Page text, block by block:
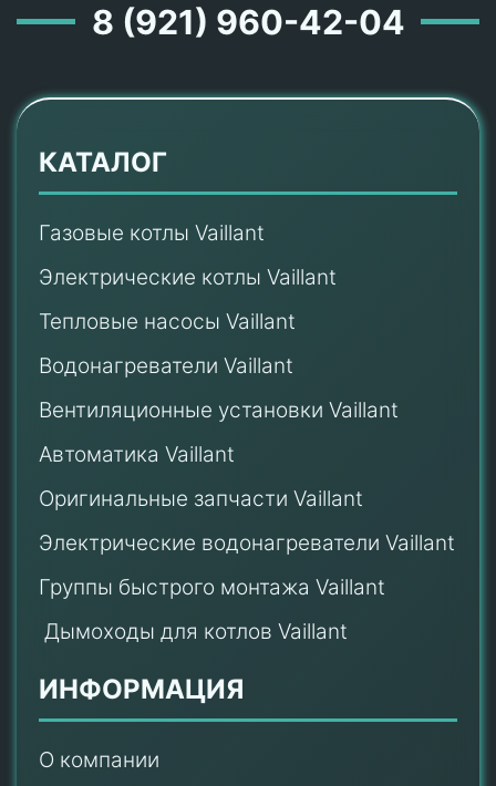
8 (921) 960-42-04
КАТАЛОГ
Газовые котлы Vaillant
Электрические котлы Vaillant
Тепловые насосы Vaillant
Водонагреватели Vaillant
Вентиляционные установки Vaillant
Автоматика Vaillant
Оригинальные запчасти Vaillant
Электрические водонагреватели Vaillant
Группы быстрого монтажа Vaillant
Дымоходы для котлов Vaillant
ИНФОРМАЦИЯ
О компании